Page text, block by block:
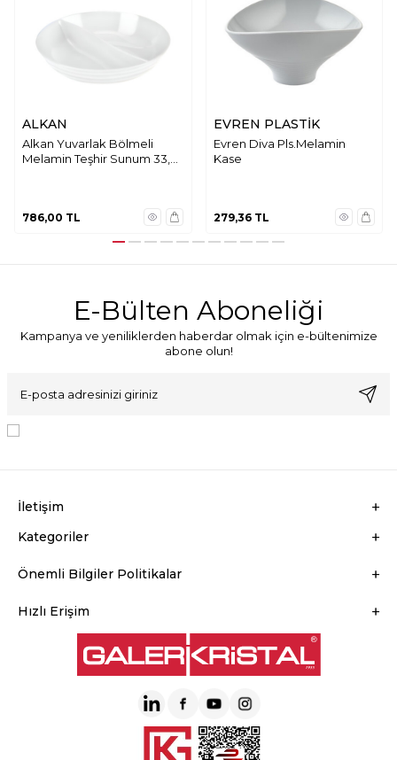
ALKAN
Alkan Yuvarlak Bölmeli
Melamin Teşhir Sunum 33,5
786,00 TL
EVREN PLASTİK
Evren Diva Pls.Melamin
Kase
279,36TL
E-Bülten Aboneliği
Kampanya ve yeniliklerden haberdar olmak için e-bültenimize
abone olun!
İletişim
Kategoriler
Önemli Bilgiler Politikalar
Hızlı Erişim